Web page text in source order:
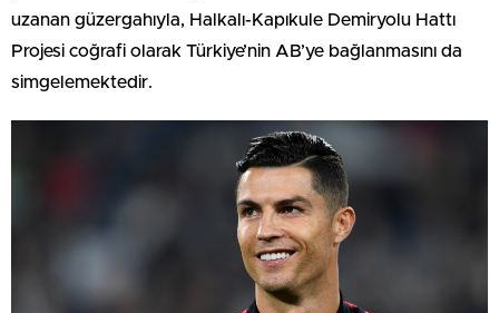
uzanan güzergahıyla, Halkalı-Kapıkule Demiryolu Hattı
Projesi coğrafi olarak Türkiye’nin AB’ye bağlanmasını da
simgelemektedir.